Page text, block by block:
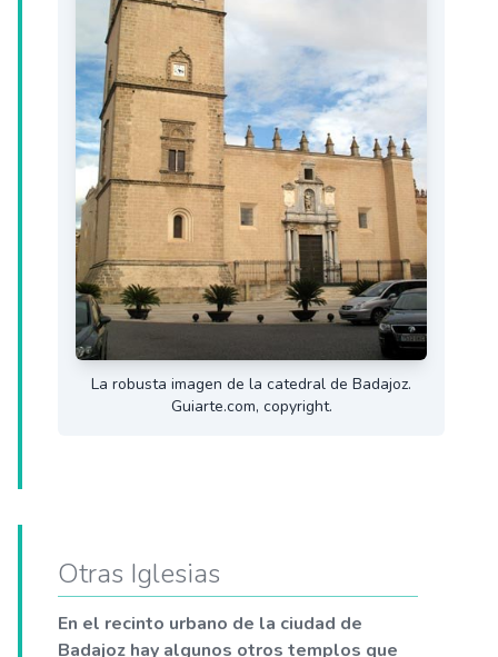
La robusta imagen de la catedral de Badajoz.
Guiarte.com, copyright.
Otras Iglesias
En el recinto urbano de la ciudad de
Badajoz hay algunos otros templos que